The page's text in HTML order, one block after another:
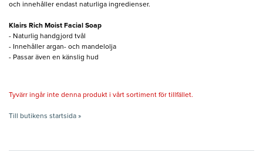
och innehåller endast naturliga ingredienser.
Klairs Rich Moist Facial Soap
- Naturlig handgjord tvål
- Innehåller argan- och mandelolja
- Passar även en känslig hud
Tyvärr ingår inte denna produkt i vårt sortiment för tillfället.
Till butikens startsida »